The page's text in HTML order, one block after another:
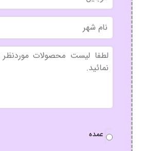
نام
شهر
بدون
عنوان
سفارش
عمده